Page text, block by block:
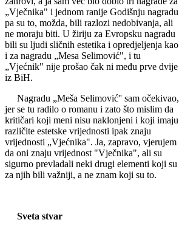
„Vječnika" i jednom ra­nije Godišnju nagradu
pa su to, možda, bili razlozi nedobivanja, ali
ne mora­ju biti. U žiriju za Evro­psku nagradu
bili su ljudi sličnih estetika i opredje­ljenja kao
i za nagradu „Mesa Selimović", i tu
„Vjećnik" nije prošao čak ni među prve dvije
iz BiH.
Nagradu „Meša Selimović'' sam očekivao,
jer se tu radilo o romanu i za­to što mislim da
kritičari koji meni nisu naklonjeni i koji imaju
različite este­tske vrijednosti ipak znaju
vrijednosti „Vjećnika". Ja, zapravo, vjerujem
da oni znaju vrijednost "Vječni­ka", ali su
sigurno prevla­dali neki drugi elementi koji su
za njih bili važniji, a ne znam koji su to.
Sveta stvar